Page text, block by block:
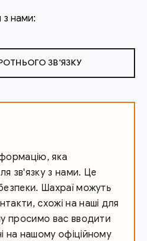
з нами:
ЗВ'ЯЗКУ
яка
зв'язку з нами. Це
Шахраї можуть
схожі на наші для
просимо вас вводити
на нашому офіційному